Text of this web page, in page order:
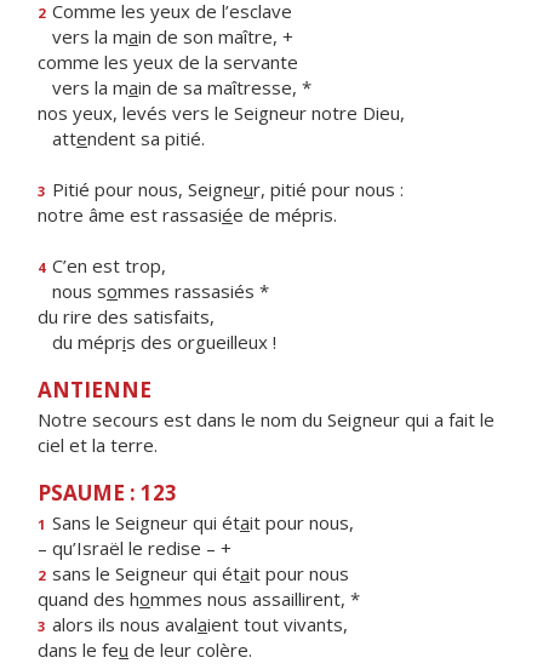
2 Comme les yeux de l’esclave
vers la main de son maître, +
comme les yeux de la servante
vers la main de sa maîtresse, *
nos yeux, levés vers le Seigneur notre Dieu,
attendent sa pitié.
3 Pitié pour nous, Seigneur, pitié pour nous :
notre âme est rassasiée de mépris.
4 C’en est trop,
nous sommes rassasiés *
du rire des satisfaits,
du mépris des orgueilleux !
ANTIENNE
Notre secours est dans le nom du Seigneur qui a fait le
ciel et la terre.
PSAUME : 123
1 Sans le Seigneur qui était pour nous,
– qu’Israël le redise – +
2 sans le Seigneur qui était pour nous
quand des hommes nous assaillirent, *
3 alors ils nous avalaient tout vivants,
dans le feu de leur colère.